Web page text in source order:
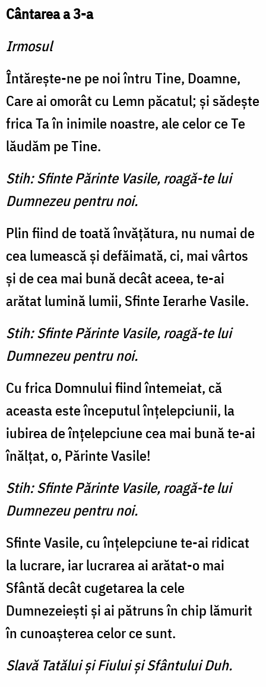
Cântarea a 3-a
Irmosul
Întăreşte-ne pe noi întru Tine, Doamne,
Care ai omorât cu Lemn păcatul; şi sădeşte
frica Ta în inimile noastre, ale celor ce Te
lăudăm pe Tine.
Stih: Sfinte Părinte Vasile, roagă-te lui
Dumnezeu pentru noi.
Plin fiind de toată învăţătura, nu numai de
cea lumească şi defăimată, ci, mai vârtos
şi de cea mai bună decât aceea, te-ai
arătat lumină lumii, Sfinte Ierarhe Vasile.
Stih: Sfinte Părinte Vasile, roagă-te lui
Dumnezeu pentru noi.
Cu frica Domnului fiind întemeiat, că
aceasta este începutul înţelepciunii, la
iubirea de înţelepciune cea mai bună te-ai
înălţat, o, Părinte Vasile!
Stih: Sfinte Părinte Vasile, roagă-te lui
Dumnezeu pentru noi.
Sfinte Vasile, cu înţelepciune te-ai ridicat
la lucrare, iar lucrarea ai arătat-o mai
Sfântă decât cugetarea la cele
Dumnezeieşti şi ai pătruns în chip lămurit
în cunoaşterea celor ce sunt.
Slavă Tatălui şi Fiului şi Sfântului Duh.